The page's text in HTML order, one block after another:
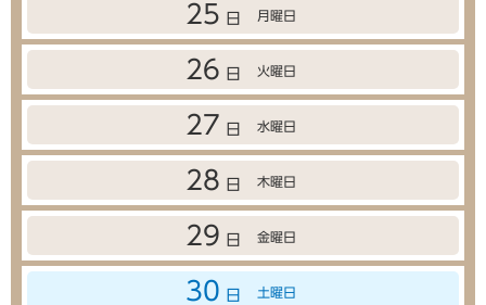
25 日 月曜日
26 日 火曜日
27 日 水曜日
28 日 木曜日
29 日 金曜日
30 日 土曜日